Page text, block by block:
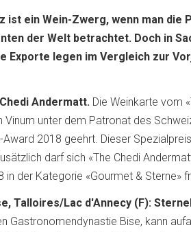
ist ein Wein-Zwerg, wenn man die
der Welt betrachtet. Doch in
Exporte legen im Vergleich zur
Andermatt. Die Weinkarte vom
Vinum unter dem Patronat des
Award 2018 geehrt. Dieser
darf sich «The Chedi
in der Kategorie «Gourmet & Sterne»
Talloires/Lac d'Annecy (F):
Gastronomendynastie Bise, kann